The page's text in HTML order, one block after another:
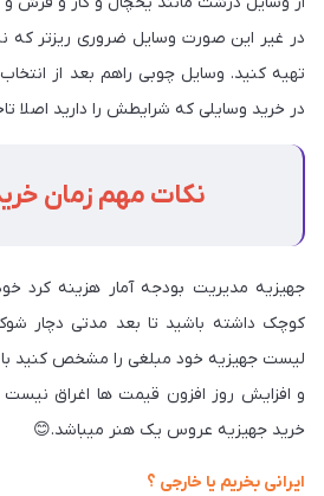
در غیر این صورت وسایل ضروری ریزتر که
تهیه کنید. وسایل چوبی راهم بعد از
در خرید وسایلی که شرایطش را دارید اصلا
نکات مهم زمان
جهیزیه مدیریت بودجه آمار هزینه کرد
کوچک داشته باشید تا بعد مدتی دچار
لیست جهیزیه خود مبلغی را مشخص کنید
و افزایش روز افزون قیمت ها اغراق نیست
خرید جهیزیه عروس یک هنر میباشد.😊
ایرانی بخریم یا خارجی ؟